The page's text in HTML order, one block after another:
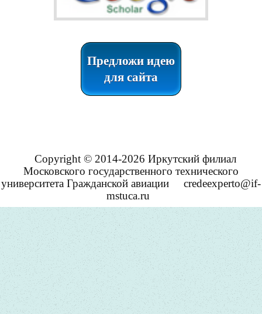
Предложи идею
для сайта
Copyright © 2014-2026 Иркутский филиал
Московского государственного технического
университета Гражданской авиации
credeexperto@if-
mstuca.ru